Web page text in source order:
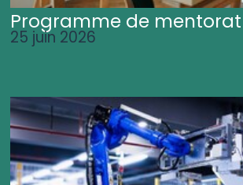
Programme de mentorat
25 juin 2026